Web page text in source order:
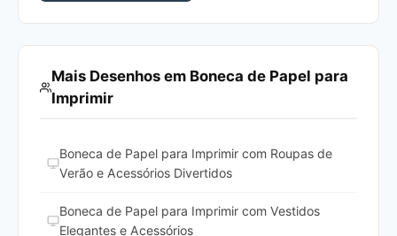
Mais Desenhos em Boneca de Papel para
Imprimir
Boneca de Papel para Imprimir com Roupas de
Verão e Acessórios Divertidos
Boneca de Papel para Imprimir com Vestidos
Elegantes e Acessórios